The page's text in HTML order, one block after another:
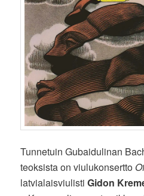
Tunnetuin Gubaidulinan
teoksista on viulukonsertto
latvialaisviulistiGidon